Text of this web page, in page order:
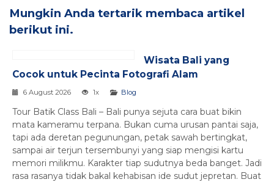
Mungkin Anda tertarik membaca artikel
berikut ini.
Wisata Bali yang
Cocok untuk Pecinta Fotografi Alam
6 August 2026 1x Blog
Tour Batik Class Bali – Bali punya sejuta cara buat bikin
mata kameramu terpana. Bukan cuma urusan pantai saja,
tapi ada deretan pegunungan, petak sawah bertingkat,
sampai air terjun tersembunyi yang siap mengisi kartu
memori milikmu. Karakter tiap sudutnya beda banget. Jadi
rasa rasanya tidak bakal kehabisan ide sudut jepretan. Buat